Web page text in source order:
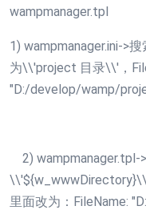
wampmanager.tpl
1) wampmanager.ini->
为\\'project 目录\\'，
"D:/develop/wamp/
2) wampmanager.tpl-
里面改为：FileName: